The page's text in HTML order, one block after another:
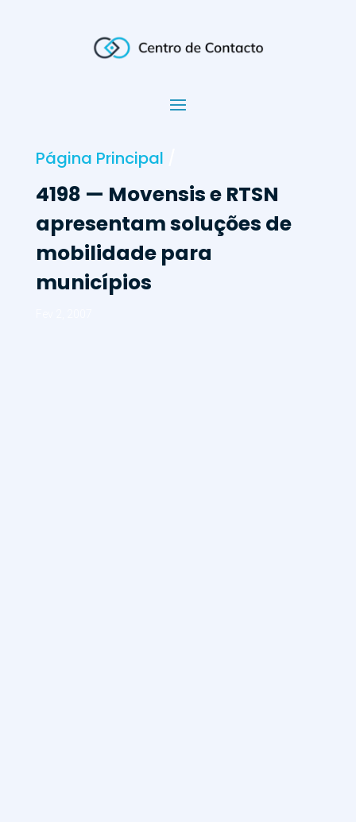
Página Principal
4198 — Movensis e RTSN
apresentam soluções de
mobilidade para
municípios